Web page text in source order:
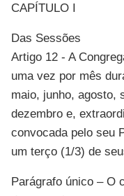
CAPÍTULO I
Das Sessões
Artigo 12 - A
uma vez por mês
maio, junho, agosto,
dezembro e,
convocada pelo seu
um terço (1/3) de
Parágrafo único – O